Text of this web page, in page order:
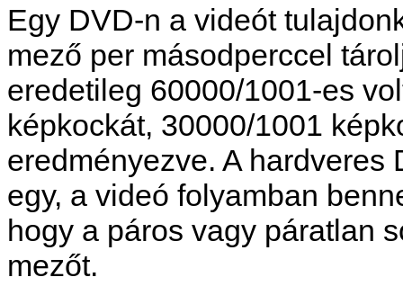
Egy DVD-n a videót
mező per másodperccel
eredetileg 60000/1001-es
képkockát, 30000/1001
eredményezve. A
egy, a videó folyamban
hogy a páros vagy páratlan
mezőt.